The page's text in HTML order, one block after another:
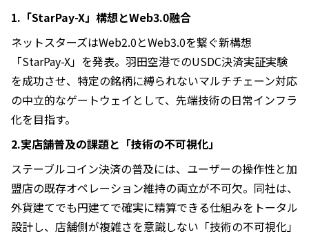
1.「StarPay-X」構想とWeb3.0融合
ネットスターズはWeb2.0とWeb3.0を繋ぐ新構想
「StarPay-X」を発表。羽田空港でのUSDC決済実証実験
を成功させ、特定の銘柄に縛られないマルチチェーン対応
の中立的なゲートウェイとして、先端技術の日常インフラ
化を目指す。
2.実店舗普及の課題と「技術の不可視化」
ステーブルコイン決済の普及には、ユーザーの操作性と加
盟店の既存オペレーション維持の両立が不可欠。同社は、
外貨建てでも円建てで確実に精算できる仕組みをトータル
設計し、店舗側が複雑さを意識しない「技術の不可視化」